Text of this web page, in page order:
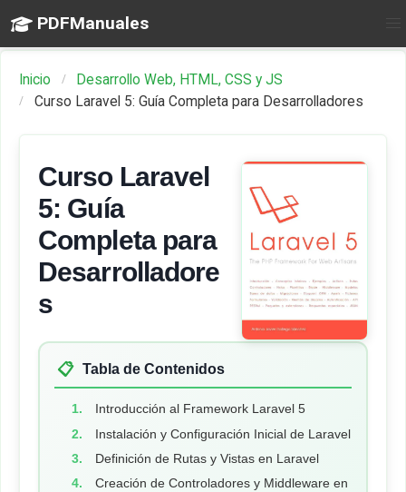
PDFManuales
Inicio
Desarrollo Web, HTML, CSS y JS
Curso Laravel 5: Guía Completa para Desarrolladores
Curso Laravel
5: Guía
Completa para
Desarrolladore
s
📋 Tabla de Contenidos
Introducción al Framework Laravel 5
Instalación y Configuración Inicial de Laravel
Definición de Rutas y Vistas en Laravel
Creación de Controladores y Middleware en